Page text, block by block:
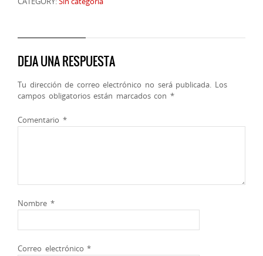
DEJA UNA RESPUESTA
Tu dirección de correo electrónico no será publicada. Los
campos obligatorios están marcados con *
Comentario *
Nombre *
Correo electrónico*